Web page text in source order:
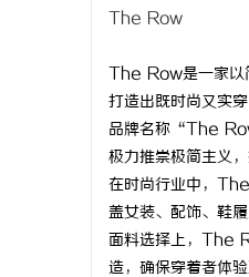
The Row
The Row是一家以
打造出既时尚又实
品牌名称“The
极力推崇极简主义
在时尚行业中，
盖女装、配饰、鞋
面料选择上，The
造，确保穿着者体